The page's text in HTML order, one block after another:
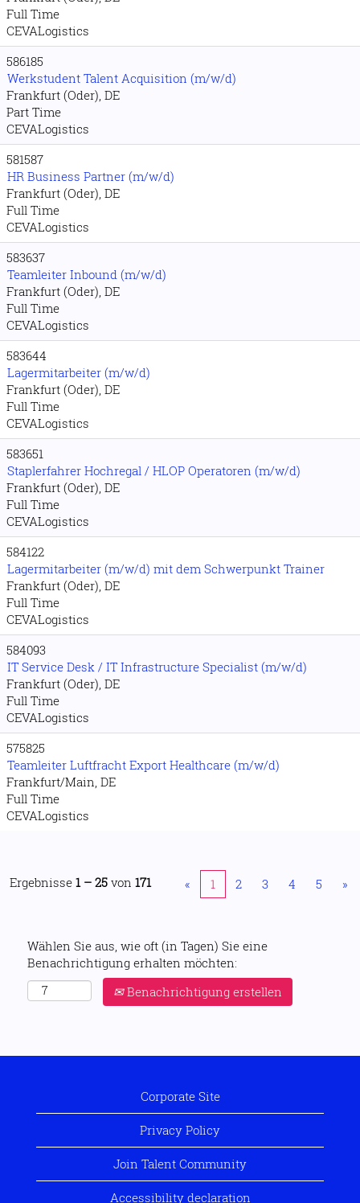
Full Time
CEVALogistics
586185
Werkstudent Talent Acquisition (m/w/d)
Frankfurt (Oder), DE
Part Time
CEVALogistics
581587
HR Business Partner (m/w/d)
Frankfurt (Oder), DE
Full Time
CEVALogistics
583637
Teamleiter Inbound (m/w/d)
Frankfurt (Oder), DE
Full Time
CEVALogistics
583644
Lagermitarbeiter (m/w/d)
Frankfurt (Oder), DE
Full Time
CEVALogistics
583651
Staplerfahrer Hochregal / HLOP Operatoren (m/w/d)
Frankfurt (Oder), DE
Full Time
CEVALogistics
584122
Lagermitarbeiter (m/w/d) mit dem Schwerpunkt Trainer
Frankfurt (Oder), DE
Full Time
CEVALogistics
584093
IT Service Desk / IT Infrastructure Specialist (m/w/d)
Frankfurt (Oder), DE
Full Time
CEVALogistics
575825
Teamleiter Luftfracht Export Healthcare (m/w/d)
Frankfurt/Main, DE
Full Time
CEVALogistics
Ergebnisse 1 – 25 von 171 « 1 2 3 4 5 »
Wählen Sie aus, wie oft (in Tagen) Sie eine
Benachrichtigung erhalten möchten:
Benachrichtigung erstellen
Corporate Site
Privacy Policy
Join Talent Community
Accessibility declaration